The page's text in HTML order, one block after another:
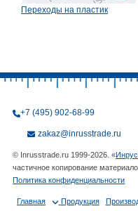
Переходы на пластик
+7 (495) 902-68-99
zakaz@inrusstrade.ru
© Inrusstrade.ru 1999-2026. «
частичное копирование
Политика конфиденциальности
Главная Продукция